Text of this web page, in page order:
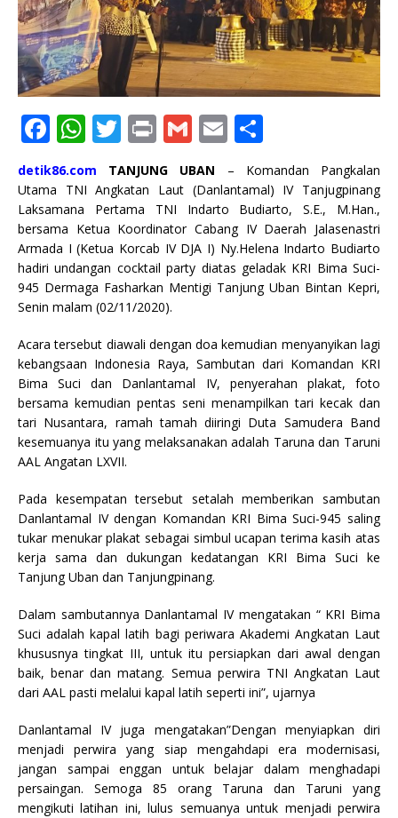
F
a
c
e
b
o
o
W
at
s
A
p
p
T
w
it
te
r
P
ri
n
t
G
m
ai
l
E
m
ai
l
ar
e
detik86.com TANJUNG UBAN – Komandan Pangkalan
Utama TNI Angkatan Laut (Danlantamal) IV Tanjugpinang
Laksamana Pertama TNI Indarto Budiarto, S.E., M.Han.,
bersama Ketua Koordinator Cabang IV Daerah Jalasenastri
Armada I (Ketua Korcab IV DJA I) Ny.Helena Indarto Budiarto
hadiri undangan cocktail party diatas geladak KRI Bima Suci-
945 Dermaga Fasharkan Mentigi Tanjung Uban Bintan Kepri,
Senin malam (02/11/2020).
Acara tersebut diawali dengan doa kemudian menyanyikan lagi
kebangsaan Indonesia Raya, Sambutan dari Komandan KRI
Bima Suci dan Danlantamal IV, penyerahan plakat, foto
bersama kemudian pentas seni menampilkan tari kecak dan
tari Nusantara, ramah tamah diiringi Duta Samudera Band
kesemuanya itu yang melaksanakan adalah Taruna dan Taruni
AAL Angatan LXVII.
Pada kesempatan tersebut setalah memberikan sambutan
Danlantamal IV dengan Komandan KRI Bima Suci-945 saling
tukar menukar plakat sebagai simbul ucapan terima kasih atas
kerja sama dan dukungan kedatangan KRI Bima Suci ke
Tanjung Uban dan Tanjungpinang.
Dalam sambutannya Danlantamal IV mengatakan “ KRI Bima
Suci adalah kapal latih bagi periwara Akademi Angkatan Laut
khususnya tingkat III, untuk itu persiapkan dari awal dengan
baik, benar dan matang. Semua perwira TNI Angkatan Laut
dari AAL pasti melalui kapal latih seperti ini”, ujarnya
Danlantamal IV juga mengatakan”Dengan menyiapkan diri
menjadi perwira yang siap mengahdapi era modernisasi,
jangan sampai enggan untuk belajar dalam menghadapi
persaingan. Semoga 85 orang Taruna dan Taruni yang
mengikuti latihan ini, lulus semuanya untuk menjadi perwira